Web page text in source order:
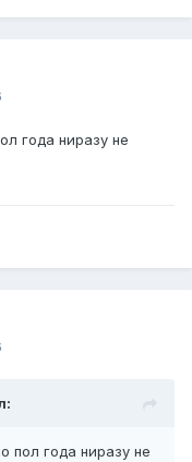
года ниразу не
пол года ниразу не